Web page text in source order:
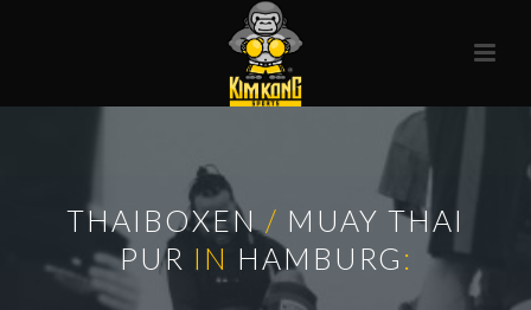
THAIBOXEN / MUAY THAI
PUR IN HAMBURG :